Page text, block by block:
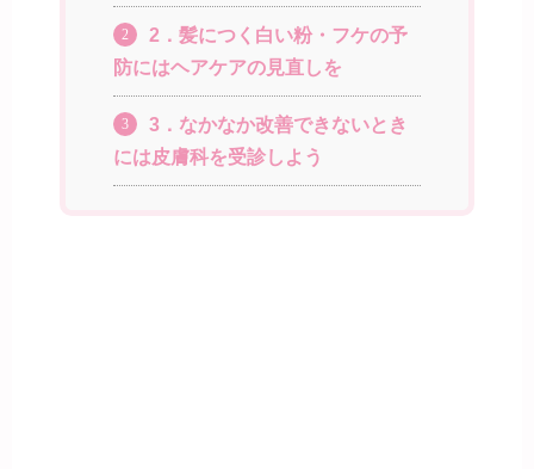
2
2．髪につく白い粉・フケの予
防にはヘアケアの見直しを
3
3．なかなか改善できないとき
には皮膚科を受診しよう